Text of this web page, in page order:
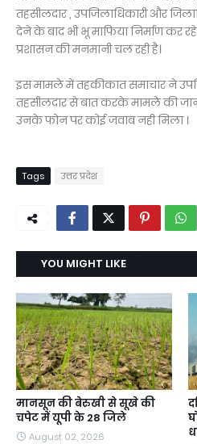
तहसीलदार , उपजिलाधिकारी और
देने के बाद भी भू माफिया निर्माण कर
प्रशासन की मनमानी चल रही है।
इस मामले में तहकीकात समाचार ने
तहसीलदार से बात करके मामले की
उनके फोन पर कोई जवाब नही मिला ।
Tags उत्तर प्रदेश
YOU MIGHT LIKE
मानसून की बेरुखी से सूखे की
चपेट में यूपी के 28 जिले
August 02, 2026